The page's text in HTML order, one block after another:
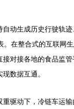
动生成历史行驶轨
在整合式的互联网
对接各地的食品监
数据互通。
驱动下，冷链车运输